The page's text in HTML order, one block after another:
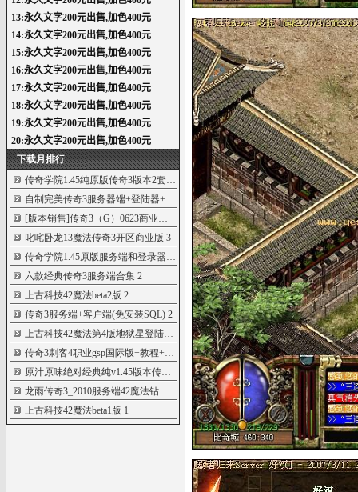
下载月排行
传奇学院1.45纯原版传奇3版本2套...10
自制完美传奇3服务器端+登陆器+录...
[版本销售]传奇3（G）0623商业服...
叱咤卧龙13魔法传奇3开区商业版 3
传奇学院1.45原版服务端和登录器...3
六款经典传奇3服务端合集2
上古科技42魔法beta2版 2
传奇3服务端+客户端(免安装SQL)2
上古科技42魔法第4版地狱星登陆器...
传奇3刺客4职业gsp国际版+教程+客...
原汁原味绝对经典纯v1.45版本传奇...
龙雨传奇3_2010服务端42魔法钻石...
上古科技42魔法beta1版 1